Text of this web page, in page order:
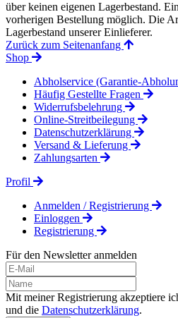
über keinen eigenen Lagerbestand.
vorherigen Bestellung möglich. Die
Lagerbestand unserer Einlieferer.
Zurück zum Seitenanfang
Shop
Abholservice (Garantie-
Häufig Gestellte Fragen
Widerrufsbelehrung
Online-Streitbeilegung
Datenschutzerklärung
Versand & Lieferung
Zahlungsarten
Profil
Anmelden / Registrierung
Einloggen
Registrierung
Für den Newsletter anmelden
Mit meiner Registrierung akzeptiere
und die Datenschutzerklärung.